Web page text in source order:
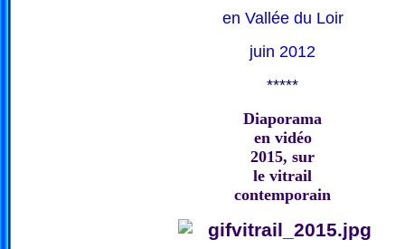
en Vallée du Loir
juin 2012
*****
Diaporama
en vidéo
2015, sur
le vitrail
contemporain